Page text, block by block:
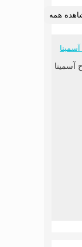
همه
آسمینا